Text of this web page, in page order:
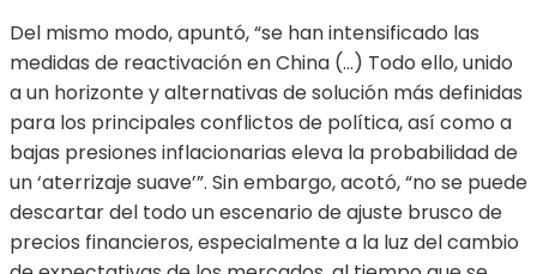
Del mismo modo, apuntó, “se han intensificado las
medidas de reactivación en China (…) Todo ello, unido
a un horizonte y alternativas de solución más definidas
para los principales conflictos de política, así como a
bajas presiones inflacionarias eleva la probabilidad de
un ‘aterrizaje suave’”. Sin embargo, acotó, “no se puede
descartar del todo un escenario de ajuste brusco de
precios financieros, especialmente a la luz del cambio